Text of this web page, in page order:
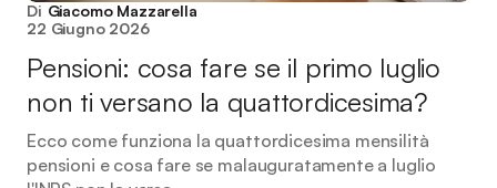
Di Giacomo Mazzarella
22 Giugno 2026
Pensioni: cosa fare se il primo luglio
non ti versano la quattordicesima?
Ecco come funziona la quattordicesima mensilità
pensioni e cosa fare se malauguratamente a luglio